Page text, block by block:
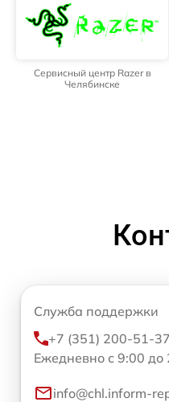
Сервисный центр Razer в
Челябинске
Служба поддержки
+7 (351) 200-51-37
Ежедневно с 9:00 до
info@chl.inform-